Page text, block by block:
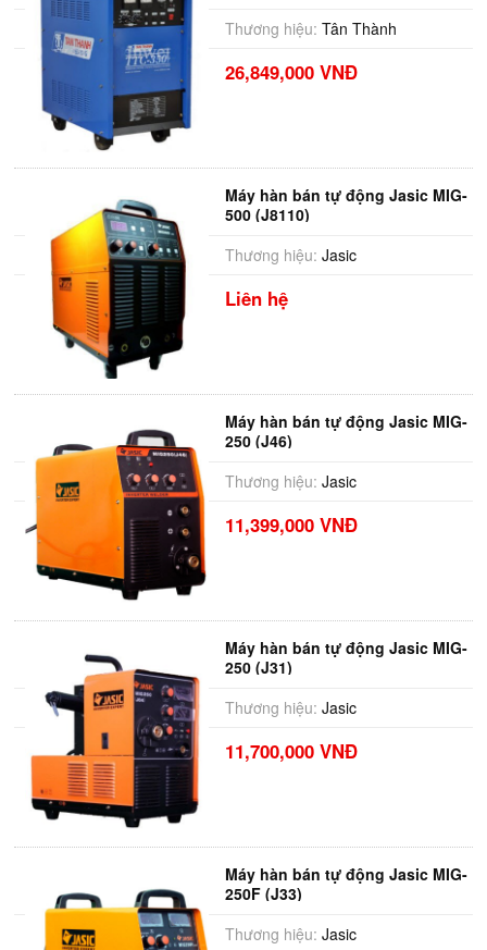
Thương hiệu: Tân Thành
26,849,000 VNĐ
Máy hàn bán tự động Jasic MIG-
500 (J8110)
Thương hiệu: Jasic
Liên hệ
Máy hàn bán tự động Jasic MIG-
250 (J46)
Thương hiệu: Jasic
11,399,000 VNĐ
Máy hàn bán tự động Jasic MIG-
250 (J31)
Thương hiệu: Jasic
11,700,000 VNĐ
Máy hàn bán tự động Jasic MIG-
250F (J33)
Thương hiệu: Jasic